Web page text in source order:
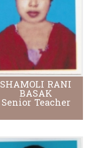
SHAMOLI RANI
BASAK
Senior Teacher